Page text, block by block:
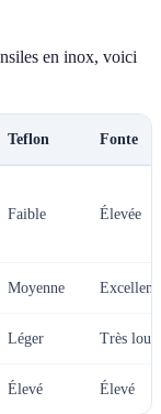
en inox, voici
Teflon Fonte
Faible Élevée
Moyenne
Léger Très
Élevé Élevé